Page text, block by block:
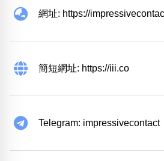
網址: https://
簡短網址: https://iii.co
Telegram: impressivecontact